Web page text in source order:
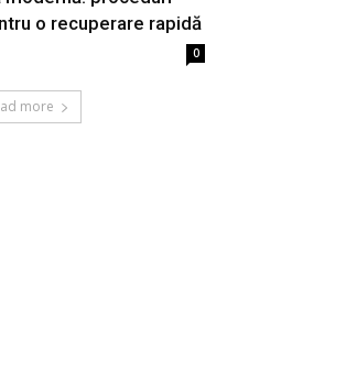
o recuperare rapidă
0
more